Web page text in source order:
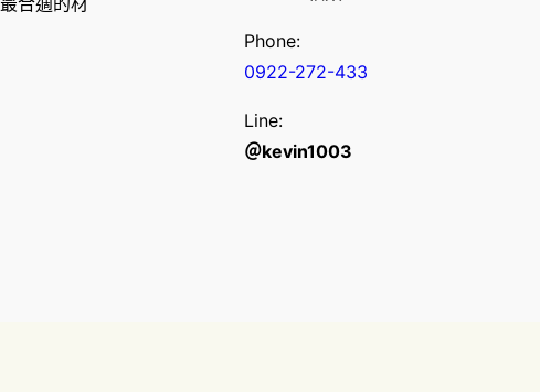
Phone:
0922-272-433
Line:
＠kevin1003